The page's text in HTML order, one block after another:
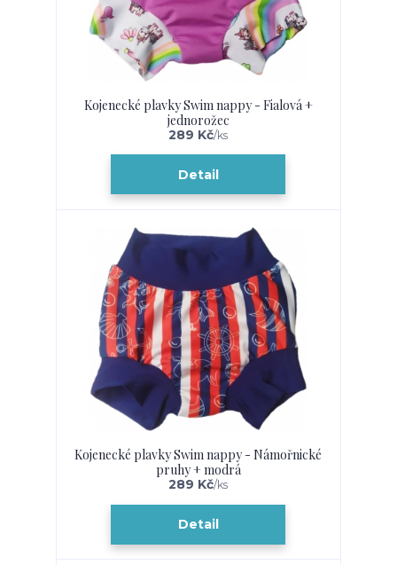
Kojenecké plavky Swim nappy - Fialová +
jednorožec
289 Kč/ks
Detail
Kojenecké plavky Swim nappy - Námořnické
pruhy + modrá
289 Kč/ks
Detail